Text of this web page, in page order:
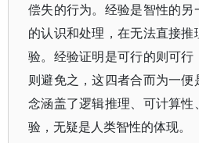
偿失的行为。经验是智性的
的认识和处理，在无法直接
验。经验证明是可行的则可
则避免之，这四者合而为一
念涵盖了逻辑推理、可计算
验，无疑是人类智性的体现。